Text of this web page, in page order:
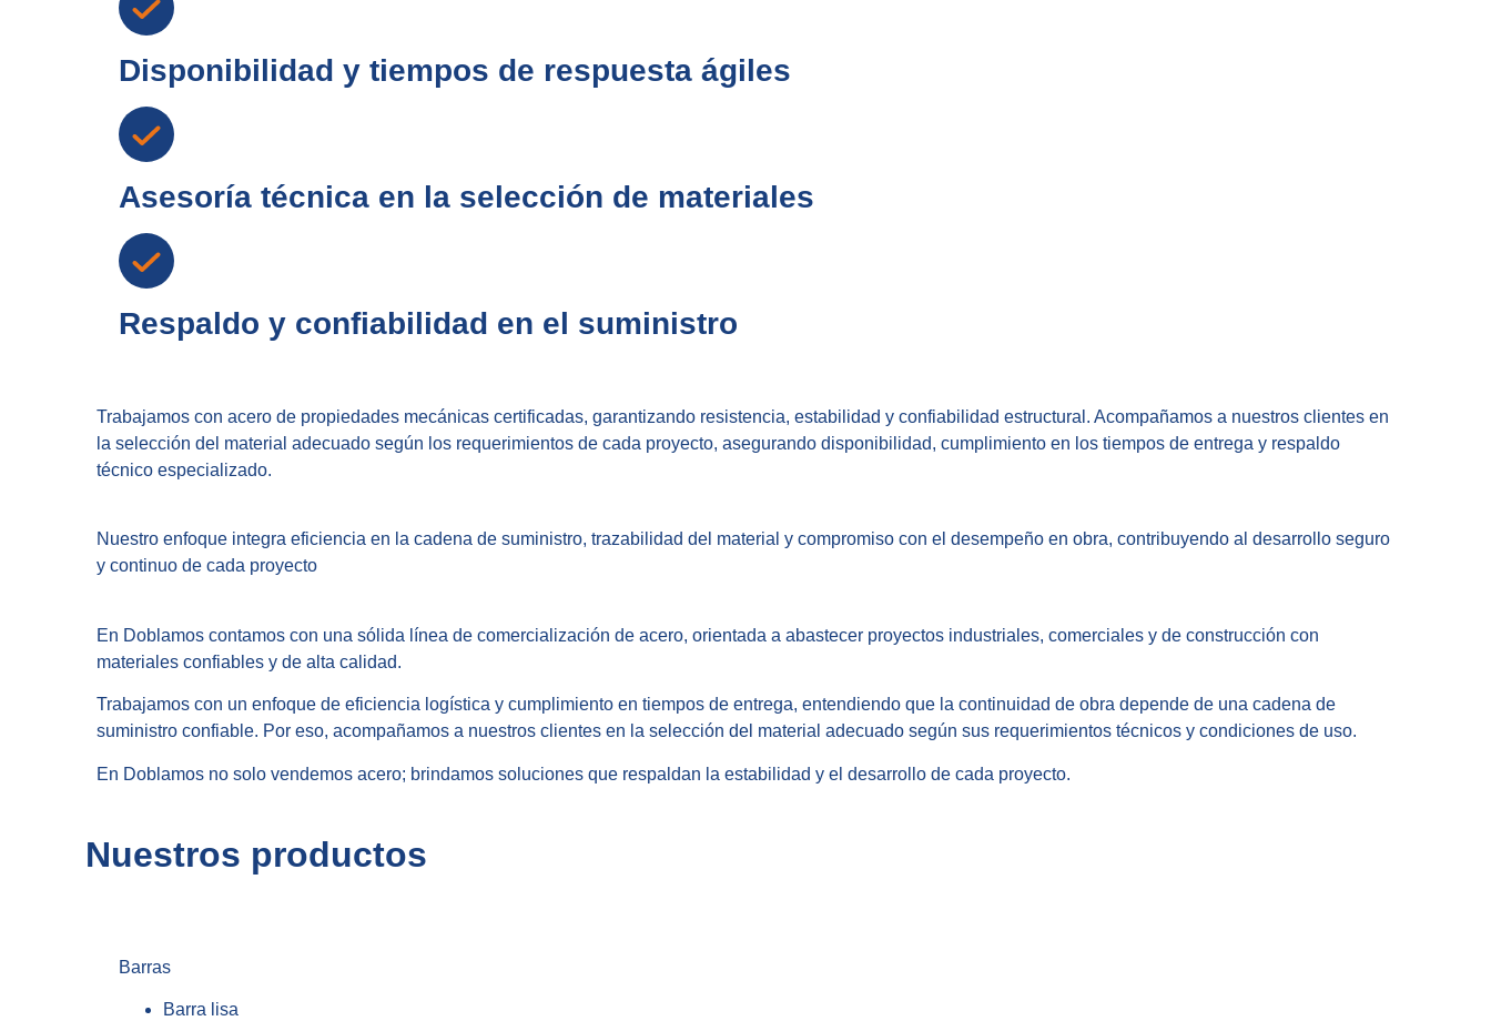
Disponibilidad y tiempos de respuesta ágiles
Asesoría técnica en la selección de materiales
Respaldo y confiabilidad en el suministro
Trabajamos con acero de propiedades mecánicas certificadas, garantizando resistencia, estabilidad y confiabilidad estructural. Acompañamos a nuestros clientes en
la selección del material adecuado según los requerimientos de cada proyecto, asegurando disponibilidad, cumplimiento en los tiempos de entrega y respaldo
técnico especializado.
Nuestro enfoque integra eficiencia en la cadena de suministro, trazabilidad del material y compromiso con el desempeño en obra, contribuyendo al desarrollo seguro
y continuo de cada proyecto
En Doblamos contamos con una sólida línea de comercialización de acero, orientada a abastecer proyectos industriales, comerciales y de construcción con
materiales confiables y de alta calidad.
Trabajamos con un enfoque de eficiencia logística y cumplimiento en tiempos de entrega, entendiendo que la continuidad de obra depende de una cadena de
suministro confiable. Por eso, acompañamos a nuestros clientes en la selección del material adecuado según sus requerimientos técnicos y condiciones de uso.
En Doblamos no solo vendemos acero; brindamos soluciones que respaldan la estabilidad y el desarrollo de cada proyecto.
Nuestros productos
Barras
Barra lisa